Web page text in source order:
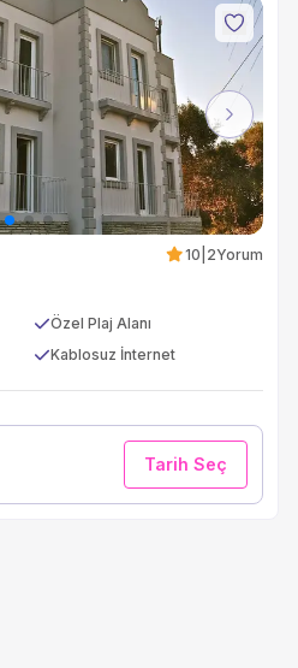
Next
10 2Yorum
Özel Plaj Alanı
Kablosuz İnternet
Tarih Seç